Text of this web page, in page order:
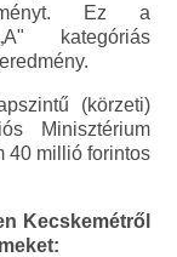
Ez a
kategóriás
(körzeti)
Minisztérium
40 millió forintos
Kecskemétről